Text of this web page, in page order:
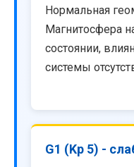
Нормальная
Магнитосфера
состоянии,
системы
G1 (Kp 5) -